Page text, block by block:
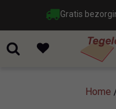
Gratis
Home